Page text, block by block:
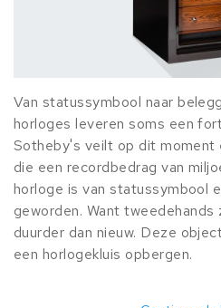
Van statussymbool naar
horloges leveren soms een
Sotheby's veilt op dit moment
die een recordbedrag van
horloge is van statussymbool
geworden. Want
duurder dan nieuw. Deze
een horlogekluis opbergen.